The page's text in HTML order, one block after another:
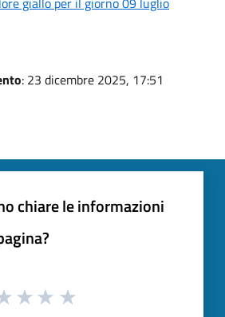
: 23 dicembre 2025, 17:51
chiare le informazioni